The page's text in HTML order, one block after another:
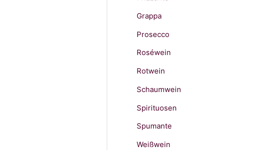
Grappa
Prosecco
Roséwein
Rotwein
Schaumwein
Spirituosen
Spumante
Weißwein